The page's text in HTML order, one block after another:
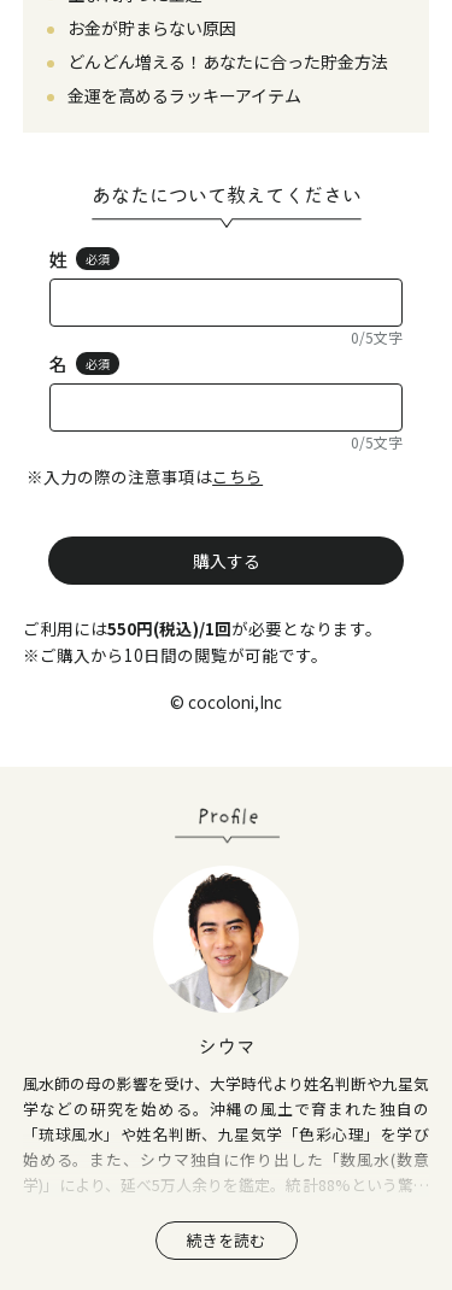
お金が貯まらない原因
どんどん増える！あなたに合った貯金方法
金運を高めるラッキーアイテム
あなたについて教えてください
姓 必須
0/5文字
名 必須
0/5文字
※入力の際の注意事項はこちら
購入する
ご利用には550円(税込)/1回が必要となります。
※ご購入から10日間の閲覧が可能です。
© cocoloni,Inc
シウマ
風水師の母の影響を受け、大学時代より姓名判断や九星気
学などの研究を始める。沖縄の風土で育まれた独自の
「琉球風水」や姓名判断、九星気学「色彩心理」を学び
始める。また、シウマ独自に作り出した「数風水(数意
学)」により、延べ5万人余りを鑑定。統計88%という驚異
理」などを組合わせたアドバイスにより、ビジネス・恋愛
など局面で有効な「運気アップ」へと導くのを得意とす
続きを読む